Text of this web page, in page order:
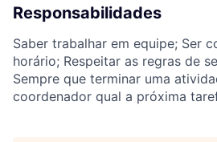
Responsabilidades
Saber trabalhar em equipe; Ser
horário; Respeitar as regras de
Sempre que terminar uma
coordenador qual a próxima